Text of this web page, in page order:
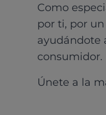
Como
por ti, por
ayudándote
consumidor.
Únete a la